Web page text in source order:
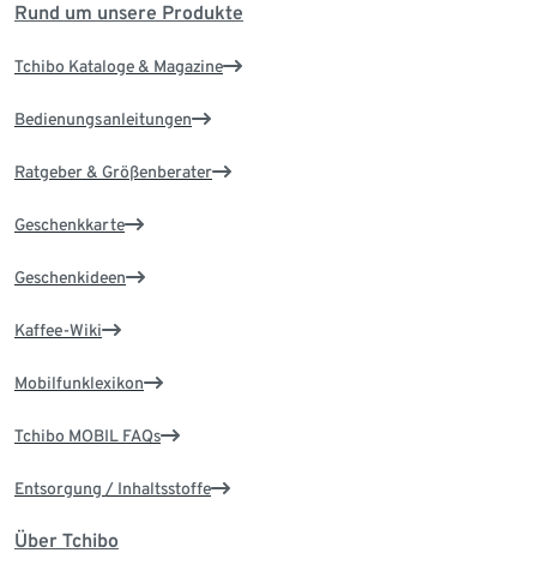
Rund um unsere Produkte
Tchibo Kataloge & Magazine
Bedienungsanleitungen
Ratgeber & Größenberater
Geschenkkarte
Geschenkideen
Kaffee-Wiki
Mobilfunklexikon
Tchibo MOBIL FAQs
Entsorgung / Inhaltsstoffe
Über Tchibo